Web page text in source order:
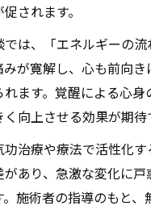
されます。
は、「エネルギーの
みが寛解し、心も前向
れます。覚醒による心
向上させる効果が期待
功治療や療法で活性化
あり、急激な変化に戸
施術者の指導のもと、